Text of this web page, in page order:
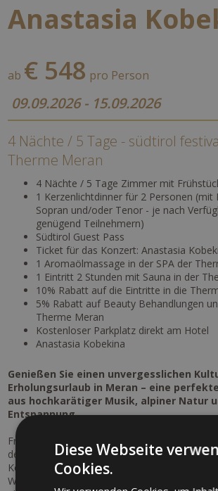
Anastasia
ab € 548 pro Person
09.09.2026 - 15.09.2026
4 Nächte / 5 Tage - südtirol
Therme Meran
4 Nächte / 5 Tage Zimmer mit
1 Kerzenlichtdinner für 2 Personen (mit
Sopran und/oder Tenor - je nach
genügend Teilnehmern)
Südtirol Guest Pass
Ticket für das Konzert: Anastasia
1 Aromaölmassage in der SPA der
1 Eintritt 2 Stunden mit Sauna in der
10% Rabatt auf die Eintritte in die
5% Rabatt auf Beauty Behandlungen
Therme Meran
Kostenloser Parkplatz direkt am Hotel
Anastasia Kobekina
Genießen Sie einen unvergesslichen
Erholungsurlaub in Meran – eine
aus hochkarätiger Musik, alpiner Natur
Entspannung.
Freuen Sie sich auf ein besonderes
der renommierten Meraner Musikwochen:
Kobekina begeistert mit einem
Werken von Hildegard von Bingen, Johann
Diese Webseite
Cookies.